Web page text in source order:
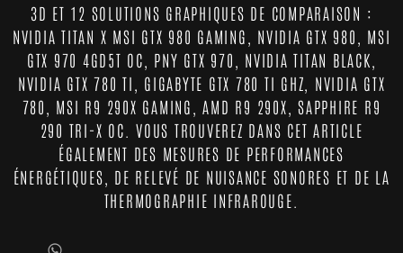
3D ET 12 SOLUTIONS GRAPHIQUES DE COMPARAISON :
NVIDIA TITAN X MSI GTX 980 GAMING, NVIDIA GTX 980, MSI
GTX 970 4GD5T OC, PNY GTX 970, NVIDIA TITAN BLACK,
NVIDIA GTX 780 TI, GIGABYTE GTX 780 TI GHZ, NVIDIA GTX
780, MSI R9 290X GAMING, AMD R9 290X, SAPPHIRE R9
290 TRI-X OC. VOUS TROUVEREZ DANS CET ARTICLE
ÉGALEMENT DES MESURES DE PERFORMANCES
ÉNERGÉTIQUES, DE RELEVÉ DE NUISANCE SONORES ET DE LA
THERMOGRAPHIE INFRAROUGE.